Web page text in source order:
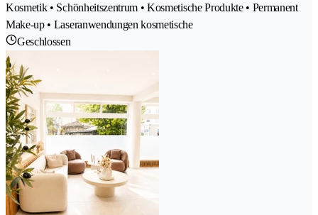
Kosmetik • Schönheitszentrum • Kosmetische Produkte • Permanent
Make-up • Laseranwendungen kosmetische
Geschlossen